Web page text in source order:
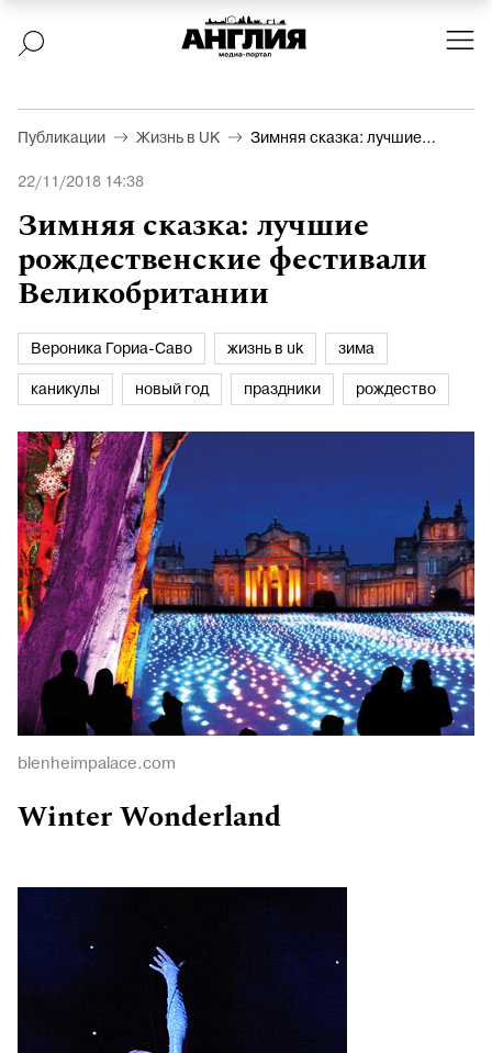
Публикации Жизнь в UK
Зимняя сказка: лучшие
22/11/2018 14:38
Зимняя сказка: лучшие
рождественские фестивали
Великобритании
Вероника Гориа-Саво жизнь в uk
зима
каникулы
новый год праздники рождество
blenheimpalace.com
WinterWonderland